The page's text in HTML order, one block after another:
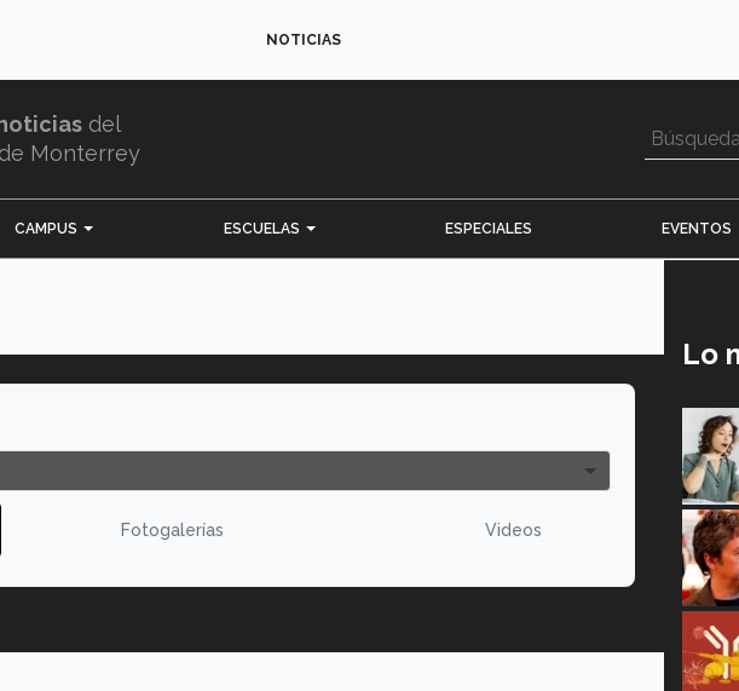
NOTICIAS
del
Monterrey
CAMPUS ESCUELAS ESPECIALES EVENTOS
Fotogalerías Videos
Lo